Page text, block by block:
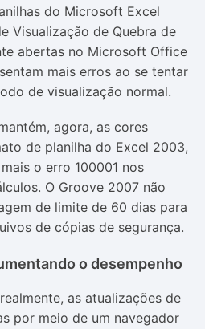
do Microsoft Excel
Visualização de Quebra de
abertas no Microsoft Office
mais erros ao se tentar
de visualização normal.
agora, as cores
de planilha do Excel 2003,
o erro 100001 nos
O Groove 2007 não
de limite de 60 dias para
de cópias de segurança.
o desempenho
as atualizações de
por meio de um navegador